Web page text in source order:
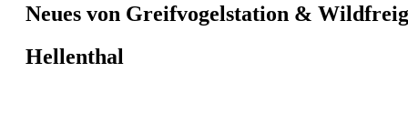
Neues von Greifvogelstation &
Hellenthal